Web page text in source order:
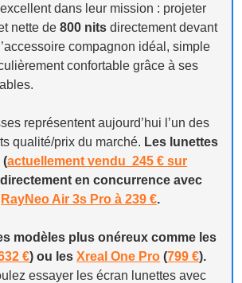
dans leur mission : projeter
nette de800 nits directement devant
compagnon idéal, simple
confortable grâce à ses
représentent aujourd’hui l’un des
qualité/prix du marché. Les lunettes
(actuellement vendu 245 € sur
en concurrence avec
RayNeo Air 3s Pro à 239 €.
modèles plus onéreux comme les
€) ou lesXreal One Pro (799 €).
essayer les écran lunettes avec